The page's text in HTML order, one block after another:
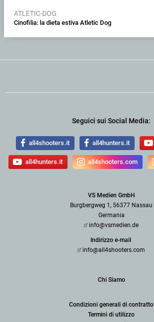
ATLETIC-DOG
Cinofilia: la dieta estiva Atletic Dog
Seguici sui Social Media:
all4shooters.it all4hunters.it
all4hunters.it all4shooters.com
VS Medien GmbH
Burgbergweg 1, 56377 Nassau
Germania
info@vsmedien.de
Indirizzo e-mail
info@all4shooters.com
Chi Siamo
Condizioni generali di contratto
Termini di utilizzo